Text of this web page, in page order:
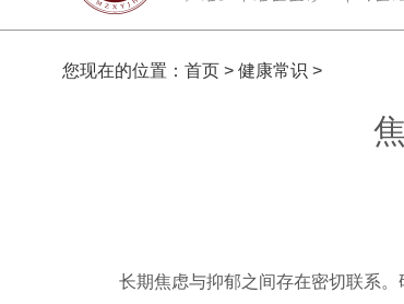
您现在的位置： 首页 > 健康常识 >
长期焦虑与抑郁之间存在密切联系